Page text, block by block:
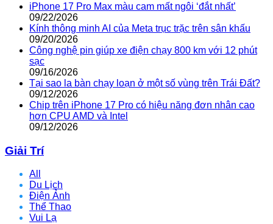
iPhone 17 Pro Max màu cam mất ngôi ‘đắt nhất’
09/22/2026
Kính thông minh AI của Meta trục trặc trên sân khấu
09/20/2026
Công nghệ pin giúp xe điện chạy 800 km với 12 phút
sạc
09/16/2026
Tại sao la bàn chạy loạn ở một số vùng trên Trái Đất?
09/12/2026
Chip trên iPhone 17 Pro có hiệu năng đơn nhân cao
hơn CPU AMD và Intel
09/12/2026
Giải Trí
All
Du Lịch
Điện Ảnh
Thể Thao
Vui Lạ